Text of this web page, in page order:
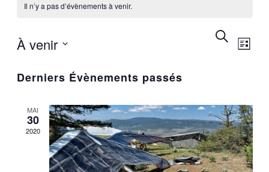
Il n’y a pas d’évènements à venir.
VUES
Recherche
DE
Liste
À venir
une
Derniers Évènements passés
MAI
30
2020